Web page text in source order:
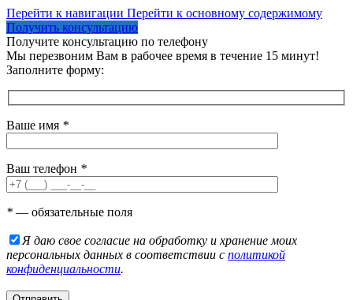
Перейти к навигации Перейти к основному содержимому
Получить консультацию
Получите консультацию по телефону
Мы перезвоним Вам в рабочее время в течение 15 минут!
Заполните форму:
Ваше имя *
Ваш телефон *
* — обязательные поля
Я даю свое согласие на обработку и хранение моих
персональных данных в соответствии с политикой
конфиденциальности.